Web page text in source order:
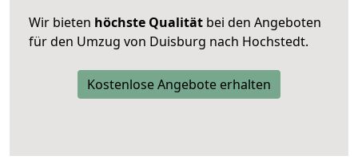
Wir bieten höchste Qualität bei den Angeboten
für den Umzug von Duisburg nach Hochstedt.
Kostenlose Angebote erhalten